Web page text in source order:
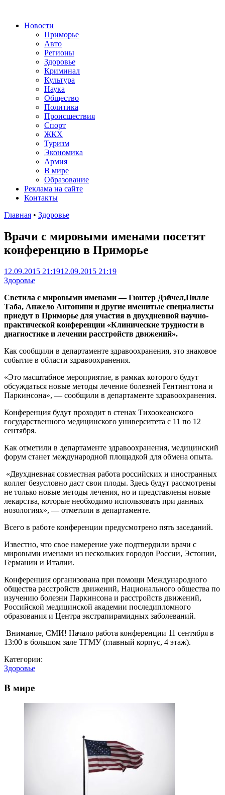
Новости
Приморье
Авто
Регионы
Здоровье
Криминал
Культура
Наука
Общество
Политика
Происшествия
Спорт
ЖКХ
Туризм
Экономика
Армия
В мире
Образование
Реклама на сайте
Контакты
Главная • Здоровье
Врачи с мировыми именами посетят
конференцию в Приморье
12.09.2015 21:1912.09.2015 21:19
Здоровье
Светила с мировыми именами — Гюнтер Дэйчел,Пилле
Таба, Анжело Антонини и другие именитые специалисты
приедут в Приморье для участия в двухдневной научно-
практической конференции «Клинические трудности в
диагностике и лечении расстройств движений».
Как сообщили в департаменте здравоохранения, это знаковое
событие в области здравоохранения.
«Это масштабное мероприятие, в рамках которого будут
обсуждаться новые методы лечение болезней Гентингтона и
Паркинсона», — сообщили в департаменте здравоохранения.
Конференция будут проходит в стенах Тихоокеанского
государственного медицинского университета с 11 по 12
сентября.
Как отметили в департаменте здравоохранения, медицинский
форум станет международной площадкой для обмена опыта.
«Двухдневная совместная работа российских и иностранных
коллег безусловно даст свои плоды. Здесь будут рассмотрены
не только новые методы лечения, но и представлены новые
лекарства, которые необходимо использовать при данных
нозологиях», — отметили в департаменте.
Всего в работе конференции предусмотрено пять заседаний.
Известно, что свое намерение уже подтвердили врачи с
мировыми именами из нескольких городов России, Эстонии,
Германии и Италии.
Конференция организована при помощи Международного
общества расстройств движений, Национального общества по
изучению болезни Паркинсона и расстройств движений,
Российской медицинской академии последипломного
образования и Центра экстрапирамидных заболеваний.
Внимание, СМИ! Начало работа конференции 11 сентября в
13:00 в большом зале ТГМУ (главный корпус, 4 этаж).
Категории:
Здоровье
В мире